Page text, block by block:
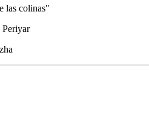
las colinas"
Periyar